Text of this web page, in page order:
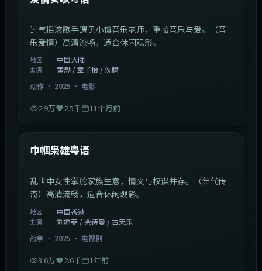
过气摇滚歌手遇见小镇音乐老师，重拾音乐与爱。（音
乐爱情）高清流畅，适合休闲观影。
地区 中国大陆
主演
黄渤 / 章子怡 / 沈腾
动作· 2025 · 电影
2.9万 2.5千 11个月前
最新
巾帼枭雄粤语
乱世中女性掌舵家族生意，情义与权谋并存。（年代传
奇）高清流畅，适合休闲观影。
地区 中国香港
主演
刘亦菲 / 佘诗曼 / 古天乐
战争 · 2025 · 电视剧
3.6万 2.6千 1年前